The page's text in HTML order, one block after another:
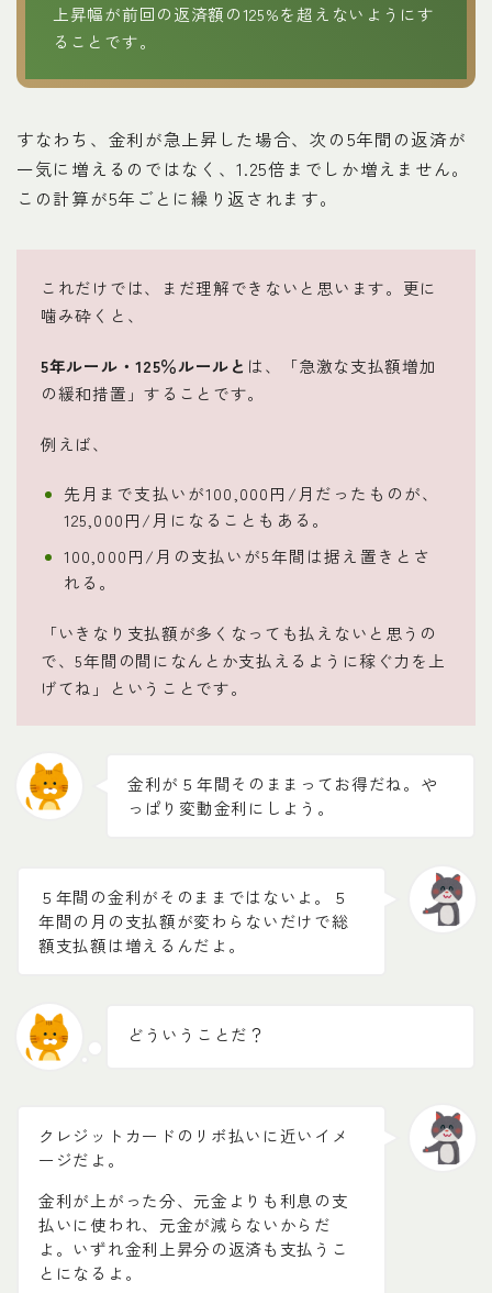
上昇幅が前回の返済額の125%を超えないようにす
ることです。
すなわち、金利が急上昇した場合、次の5年間の返済が
一気に増えるのではなく、1.25倍までしか増えません。
この計算が5年ごとに繰り返されます。
これだけでは、まだ理解できないと思います。更に
噛み砕くと、
5年ルール・125％ルールと は、「急激な支払額増加
の緩和措置」することです。
例えば、
先月まで支払いが100,000円/月だったものが、
125,000円/月になることもある。
100,000円/月の支払いが5年間は据え置きとさ
れる。
「いきなり支払額が多くなっても払えないと思うの
で、5年間の間になんとか支払えるように稼ぐ力を上
げてね」ということです。
金利が５年間そのままってお得だね。や
っぱり変動金利にしよう。
５年間の金利がそのままではないよ。５
年間の月の支払額が変わらないだけで総
額支払額は増えるんだよ。
どういうことだ？
クレジットカードのリボ払いに近いイメ
ージだよ。
金利が上がった分、元金よりも利息の支
払いに使われ、元金が減らないからだ
よ。いずれ金利上昇分の返済も支払うこ
とになるよ。